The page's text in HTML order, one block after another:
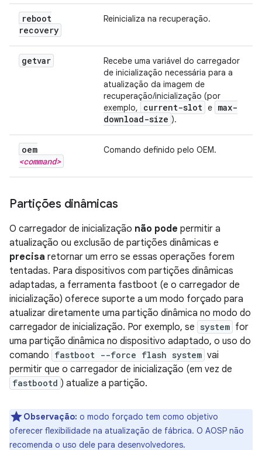
reboot
recovery
Reinicializa na recuperação.
getvar
Recebe uma variável do carregador
de inicialização necessária para a
atualização da imagem de
recuperação/inicialização (por
exemplo,
current-slot e max-
download-size ).
oem
<command>
Comando definido pelo OEM.
Partições dinâmicas
O carregador de inicialização não pode permitir a
atualização ou exclusão de partições dinâmicas e
precisa retornar um erro se essas operações forem
tentadas. Para dispositivos com partições dinâmicas
adaptadas, a ferramenta fastboot (e o carregador de
inicialização) oferece suporte a um modo forçado para
atualizar diretamente uma partição dinâmica no modo do
carregador de inicialização. Por exemplo, se system for
uma partição dinâmica no dispositivo adaptado, o uso do
comando fastboot --force flash system vai
permitir que o carregador de inicialização (em vez de
fastbootd ) atualize a partição.
Observação: o modo forçado tem como objetivo
oferecer flexibilidade na atualização de fábrica. O AOSP não
recomenda o uso dele para desenvolvedores.